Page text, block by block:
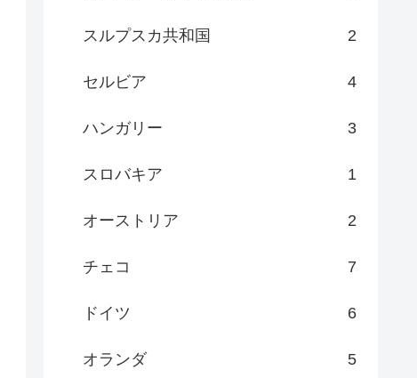
スルプスカ共和国 2
セルビア 4
ハンガリー 3
スロバキア 1
オーストリア 2
チェコ 7
ドイツ 6
オランダ 5